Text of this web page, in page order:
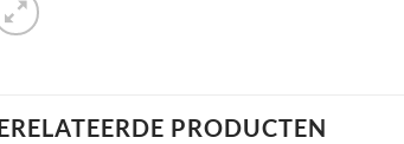
PRODUCTEN